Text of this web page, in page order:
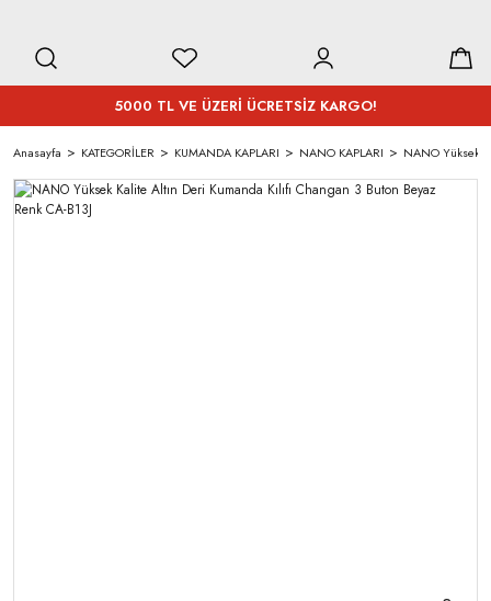
5000 TL VE ÜZERİ ÜCRETSİZ KARGO!
Anasayfa KATEGORİLER KUMANDA KAPLARI NANO KAPLARI NANO Yüksek